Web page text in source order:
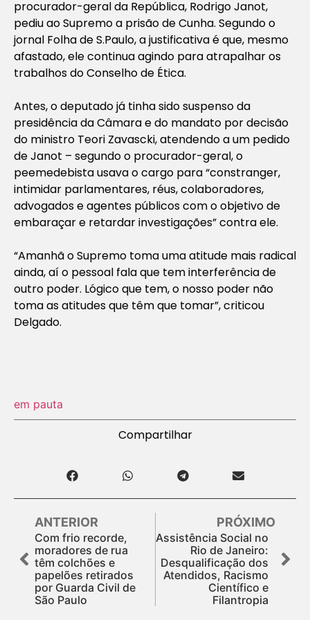
procurador-geral da República, Rodrigo Janot,
pediu ao Supremo a prisão de Cunha. Segundo o
jornal Folha de S.Paulo, a justificativa é que, mesmo
afastado, ele continua agindo para atrapalhar os
trabalhos do Conselho de Ética.
Antes, o deputado já tinha sido suspenso da
presidência da Câmara e do mandato por decisão
do ministro Teori Zavascki, atendendo a um pedido
de Janot – segundo o procurador-geral, o
peemedebista usava o cargo para “constranger,
intimidar parlamentares, réus, colaboradores,
advogados e agentes públicos com o objetivo de
embaraçar e retardar investigações” contra ele.
“Amanhã o Supremo toma uma atitude mais radical
ainda, aí o pessoal fala que tem interferência de
outro poder. Lógico que tem, o nosso poder não
toma as atitudes que têm que tomar”, criticou
Delgado.
em pauta
Compartilhar
ANTERIOR
Com frio recorde,
moradores de rua
têm colchões e
papelões retirados
por Guarda Civil de
São Paulo
PRÓXIMO
Assistência Social no
Rio de Janeiro:
Desqualificação dos
Atendidos, Racismo
Científico e
Filantropia